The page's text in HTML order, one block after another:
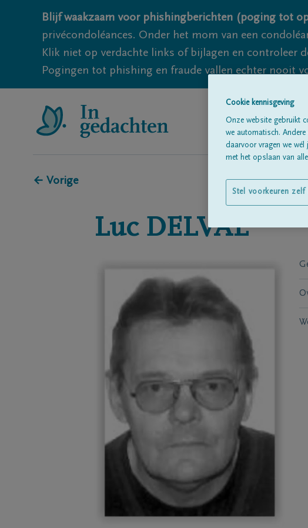
Blijf waakzaam voor phishingberichten (poging tot
privécondoléances. Onder het mom van een
Klik niet op verdachte links of bijlagen en controleer
Pogingen tot phishing en fraude vallen echter nooit
← Vorige
Luc DELVAL
Cookie kennisgeving
Onze website gebruikt
we automatisch.
daarvoor vragen we
met het opslaan van
Stel voorkeuren zelf